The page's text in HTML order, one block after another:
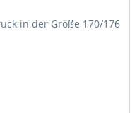
in der Größe 170/176